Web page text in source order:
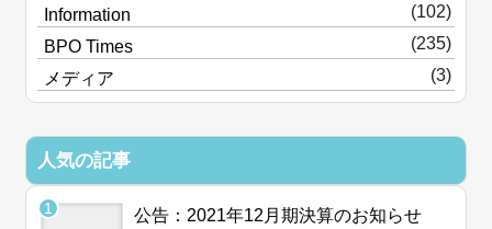
Information
(102)
BPO Times
(235)
メディア
(3)
人気の記事
公告：2021年12月期決算のお知らせ